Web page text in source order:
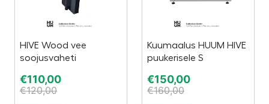
HIVE Wood vee
soojusvaheti
€110,00
€120,00
Kuumaalus HUUM HIVE
puukerisele S
€150,00
€160,00